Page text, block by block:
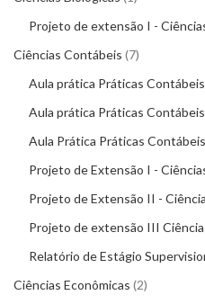
Projeto de extensão I -
Ciências Contábeis 7
Aula prática Práticas
Aula prática Práticas
Aula Prática Práticas
Projeto de Extensão I -
Projeto de Extensão II -
Projeto de extensão III
Relatório de Estágio
Ciências Econômicas 2